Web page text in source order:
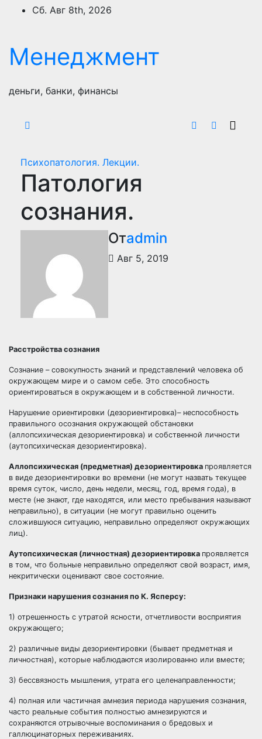
ПерейтиСб. Авг 8th, 2026
Менеджмент
деньги, банки, финансы
Психопатология. Лекции.
Патология
сознания.
Отadmin
Авг 5, 2019
Расстройства сознания
Сознание – совокупность знаний и представлений человека об
окружающем мире и о самом себе. Это способность
ориентироваться в окружающем и в собственной личности.
Нарушение ориентировки (дезориентировка)– неспособность
правильного осознания окружающей обстановки
(аллопсихическая дезориентировка) и собственной личности
(аутопсихическая дезориентировка).
Аллопсихическая (предметная) дезориентировка проявляется
в виде дезориентировки во времени (не могут назвать текущее
время суток, число, день недели, месяц, год, время года), в
месте (не знают, где находятся, или место пребывания называют
неправильно), в ситуации (не могут правильно оценить
сложившуюся ситуацию, неправильно определяют окружающих
лиц).
Аутопсихическая (личностная) дезориентировка проявляется
в том, что больные неправильно определяют свой возраст, имя,
некритически оценивают свое состояние.
Признаки нарушения сознания по К. Ясперсу:
1) отрешенность с утратой ясности, отчетливости восприятия
окружающего;
2) различные виды дезориентировки (бывает предметная и
личностная), которые наблюдаются изолированно или вместе;
3) бессвязность мышления, утрата его целенаправленности;
4) полная или частичная амнезия периода нарушения сознания,
часто реальные события полностью амнезируются и
сохраняются отрывочные воспоминания о бредовых и
галлюцинаторных переживаниях.